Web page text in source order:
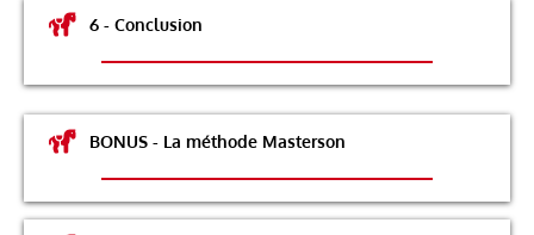
6 - Conclusion
BONUS - La méthode Masterson